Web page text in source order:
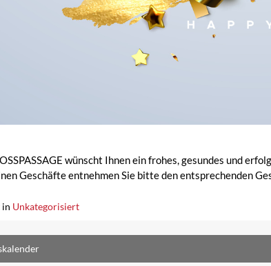
wünscht Ihnen ein frohes, gesundes und
Geschäfte entnehmen Sie bitte den entsprechenden
Unkategorisiert